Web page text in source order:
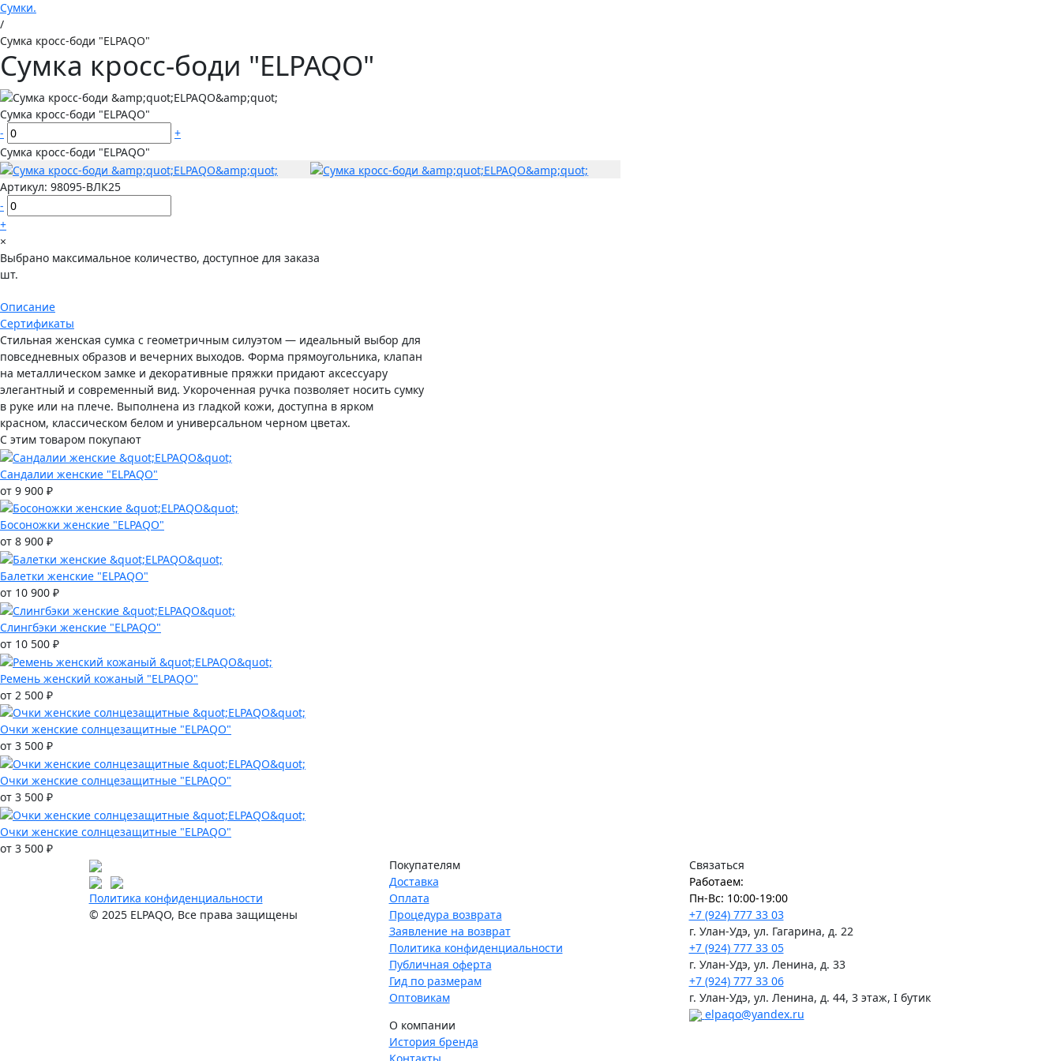
Сумки.
/
Сумка кросс-боди "ELPAQO"
Сумка кросс-боди "ELPAQO"
Сумка кросс-боди "ELPAQO"
-
+
Сумка кросс-боди "ELPAQO"
Артикул: 98095-ВЛК25
-
+
×
Выбрано максимальное количество, доступное для заказа
шт.
Описание
Сертификаты
Стильная женская сумка с геометричным силуэтом — идеальный выбор для
повседневных образов и вечерних выходов. Форма прямоугольника, клапан
на металлическом замке и декоративные пряжки придают аксессуару
элегантный и современный вид. Укороченная ручка позволяет носить сумку
в руке или на плече. Выполнена из гладкой кожи, доступна в ярком
красном, классическом белом и универсальном черном цветах.
С этим товаром покупают
Сандалии женские "ELPAQO"
от 9 900 ₽
Босоножки женские "ELPAQO"
от 8 900 ₽
Балетки женские "ELPAQO"
от 10 900 ₽
Слингбэки женские "ELPAQO"
от 10 500 ₽
Ремень женский кожаный "ELPAQO"
от 2 500 ₽
Очки женские солнцезащитные "ELPAQO"
от 3 500 ₽
Очки женские солнцезащитные "ELPAQO"
от 3 500 ₽
Очки женские солнцезащитные "ELPAQO"
от 3 500 ₽
Политика конфиденциальности
© 2025 ELPAQO, Все права защищены
Покупателям
Доставка
Оплата
Процедура возврата
Заявление на возврат
Политика конфиденциальности
Публичная оферта
Гид по размерам
Оптовикам
О компании
История бренда
Связаться
Работаем:
Пн-Вс: 10:00-19:00
+7 (924) 777 33 03
г. Улан-Удэ, ул. Гагарина, д. 22
+7 (924) 777 33 05
г. Улан-Удэ, ул. Ленина, д. 33
+7 (924) 777 33 06
г. Улан-Удэ, ул. Ленина, д. 44, 3 этаж, I бутик
elpaqo@yandex.ru